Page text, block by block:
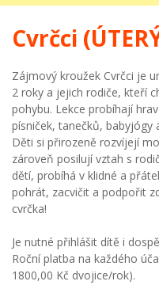
Cvrčci
Zájmový kroužek Cvrčci je
2 roky a jejich rodiče, kteří
pohybu. Lekce probíhají
písniček, tanečků, babyjógy
Děti si přirozeně rozvíjejí
zároveň posilují vztah s
dětí, probíhá v klidné a
pohrát, zacvičit a podpořit
cvrčka!
Je nutné přihlášit dítě i
Roční platba na každého
1800,00 Kč dvojice/rok).